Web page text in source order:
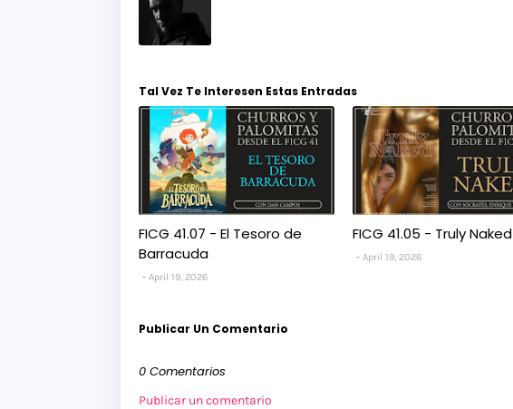
Tal Vez Te Interesen Estas Entradas
FICG 41.07 - El Tesoro de
Barracuda
April 19, 2026
FICG 41.05 - Truly Naked
April 19, 2026
Publicar Un Comentario
0 Comentarios
Publicar un comentario